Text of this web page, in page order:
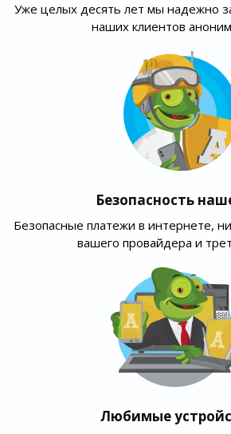
Уже целых десять лет мы надежно
наших клиентов
Безопасность
Безопасные платежи в интернете,
вашего провайдера и
Любимые